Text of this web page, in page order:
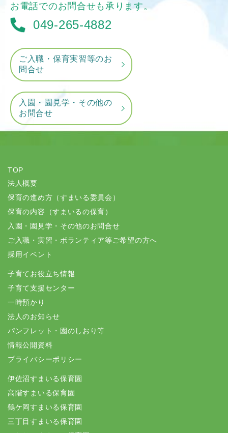
お電話でのお問合せも承ります。
049-265-4882
ご入職・保育実習等のお
問合せ
入園・園見学・その他の
お問合せ
TOP
法人概要
保育の進め方（すまいる委員会）
保育の内容（すまいるの保育）
入園・園見学・その他のお問合せ
ご入職・実習・ボランティア等ご希望の方へ
採用イベント
子育てお役立ち情報
子育て支援センター
一時預かり
法人のお知らせ
パンフレット・園のしおり等
情報公開資料
プライバシーポリシー
伊佐沼すまいる保育園
高階すまいる保育園
鶴ケ岡すまいる保育園
三丁目すまいる保育園